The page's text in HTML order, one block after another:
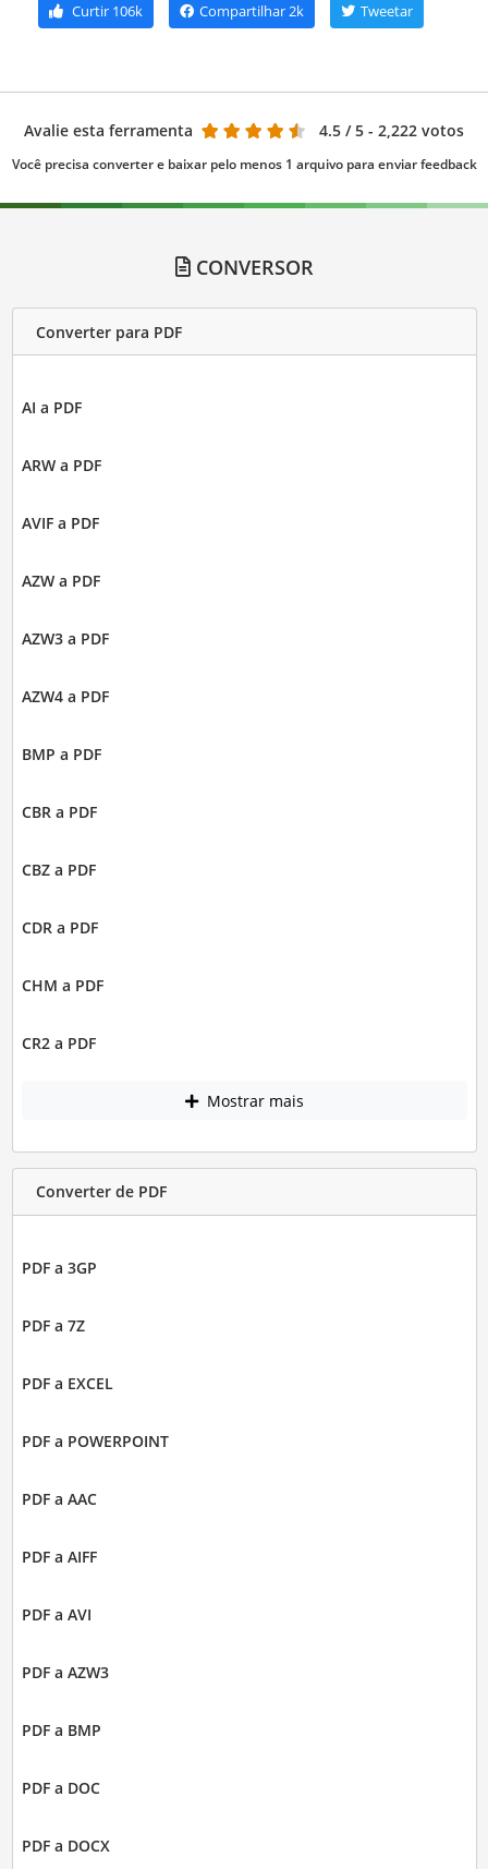
Curtir 106k Compartilhar2k Tweetar
Avalie esta ferramenta 4.5 / 5 - 2,222 votos
Você precisa converter e baixar pelo menos 1 arquivo para enviar feedback
CONVERSOR
Converter para PDF
AI a PDF
ARW a PDF
AVIF a PDF
AZW a PDF
AZW3 a PDF
AZW4 a PDF
BMP a PDF
CBR a PDF
CBZ a PDF
CDR a PDF
CHM a PDF
CR2 a PDF
Mostrar mais
Converter de PDF
PDF a 3GP
PDF a 7Z
PDF a EXCEL
PDF a POWERPOINT
PDF a AAC
PDF a AIFF
PDF a AVI
PDF a AZW3
PDF a BMP
PDF a DOC
PDF a DOCX